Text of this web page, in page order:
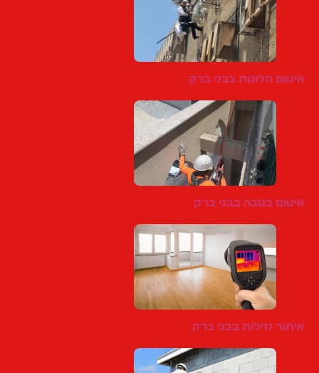
איטום חלונות בבני ברק
איטום בגובה בבני ברק
איתור נזילות בבני ברק